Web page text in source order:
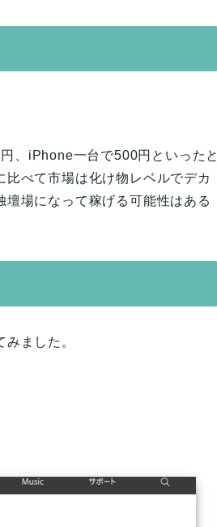
、iPhone一台で500円といったと
べて市場は化け物レベルでデカ
場になって稼げる可能性はある
ました。